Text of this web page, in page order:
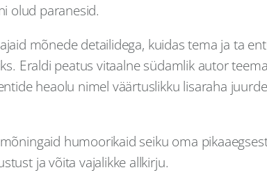
olud paranesid.
mõnede detailidega, kuidas tema ja ta
Eraldi peatus vitaalne südamlik autor
heaolu nimel väärtuslikku lisaraha
humoorikaid seiku oma
ja võita vajalikke allkirju.